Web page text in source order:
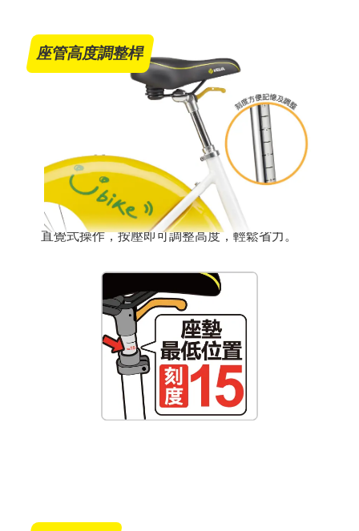
座管高度調整桿
直覺式操作，按壓即可調整高度，輕鬆省力。